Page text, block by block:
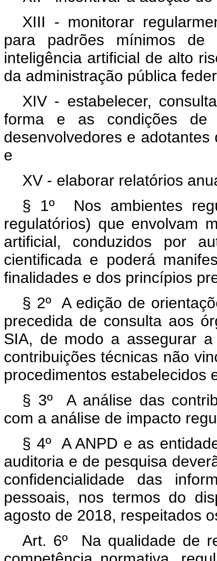
XIII - monitorar
para padrões mínimos de
inteligência artificial de alto
da administração pública
XIV - estabelecer,
forma e as condições de
desenvolvedores e
e
XV - elaborar relatórios
§ 1º Nos ambientes
regulatórios) que envolvam
artificial, conduzidos por
cientificada e poderá
finalidades e dos princípios
§ 2º A edição de
precedida de consulta aos
SIA, de modo a assegurar
contribuições técnicas não
procedimentos estabelecidos
§ 3º A análise das
com a análise de impacto
§ 4º A ANPD e as
auditoria e de pesquisa
confidencialidade das
pessoais, nos termos do
agosto de 2018, respeitados
Art. 6º Na qualidade de